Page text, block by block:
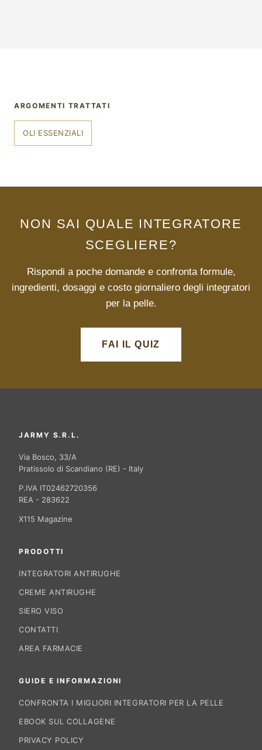
ARGOMENTI TRATTATI
OLI ESSENZIALI
NON SAI QUALE INTEGRATORE
SCEGLIERE?
Rispondi a poche domande e confronta formule,
ingredienti, dosaggi e costo giornaliero degli integratori
per la pelle.
FAI IL QUIZ
JARMY S.R.L.
Via Bosco, 33/A
Pratissolo di Scandiano (RE) - Italy
P.IVA IT02462720356
REA - 283622
X115 Magazine
PRODOTTI
INTEGRATORI ANTIRUGHE
CREME ANTIRUGHE
SIERO VISO
CONTATTI
AREA FARMACIE
GUIDE E INFORMAZIONI
CONFRONTA I MIGLIORI INTEGRATORI PER LA PELLE
EBOOK SUL COLLAGENE
PRIVACY POLICY